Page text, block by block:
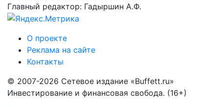
Главный редактор: Гадыршин А.Ф.
О проекте
Реклама на сайте
Контакты
© 2007-2026 Сетевое издание «Buffett.ru»
Инвестирование и финансовая свобода. (16+)